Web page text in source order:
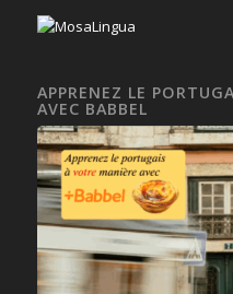
APPRENEZ LE
AVEC BABBEL